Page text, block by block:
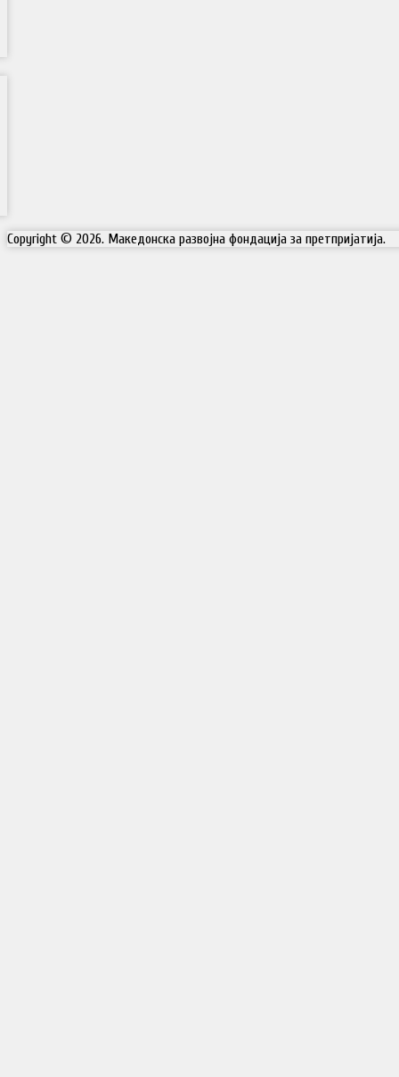
Copyright © 2026. Македонска развојна фондација за претпријатија.